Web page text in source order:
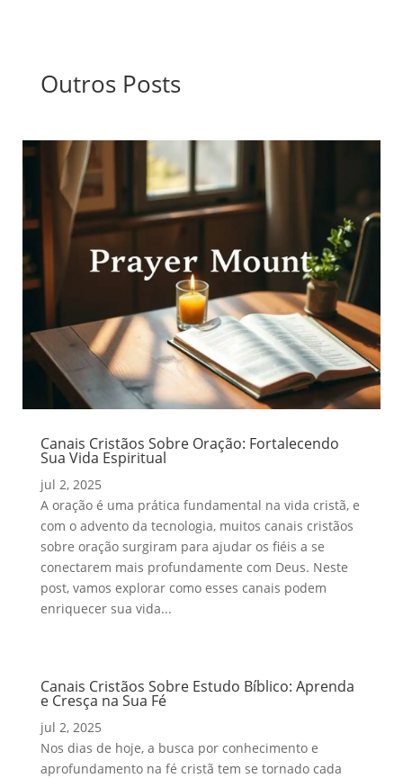
Outros Posts
Canais Cristãos Sobre Oração: Fortalecendo
Sua Vida Espiritual
jul 2, 2025
A oração é uma prática fundamental na vida cristã, e
com o advento da tecnologia, muitos canais cristãos
sobre oração surgiram para ajudar os fiéis a se
conectarem mais profundamente com Deus. Neste
post, vamos explorar como esses canais podem
enriquecer sua vida...
Canais Cristãos Sobre Estudo Bíblico: Aprenda
e Cresça na Sua Fé
jul 2, 2025
Nos dias de hoje, a busca por conhecimento e
aprofundamento na fé cristã tem se tornado cada